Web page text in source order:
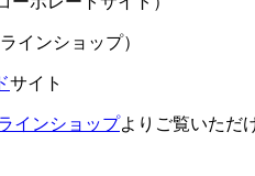
ラインショップ）
サイト
インショップよりご覧いただ